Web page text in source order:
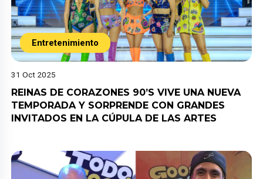
Entretenimiento
31 Oct 2025
REINAS DE CORAZONES 90’S VIVE UNA NUEVA
TEMPORADA Y SORPRENDE CON GRANDES
INVITADOS EN LA CÚPULA DE LAS ARTES